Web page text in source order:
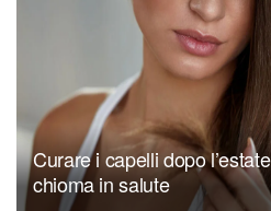
Curare i capelli dopo
chioma in salute